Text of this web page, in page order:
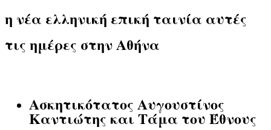
η νέα ελληνική επική ταινία αυτές
τις ημέρες στην Αθήνα
Ασκητικότατος Αυγουστίνος
Καντιώτης και Τάμα του Έθνους